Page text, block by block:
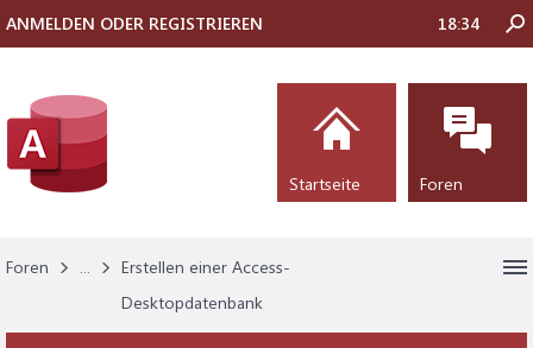
Foren ...
Erstellen einer Access-
Desktopdatenbank
ANMELDEN ODER REGISTRIEREN 18:34
Startseite Foren